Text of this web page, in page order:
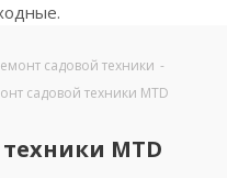
садовой техники -
садовой техники MTD
MTD